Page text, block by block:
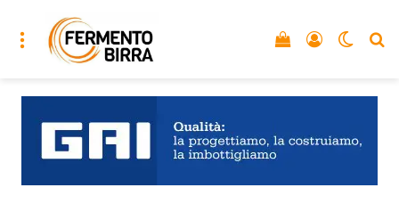
Menu Accedi
Vedi il carrello